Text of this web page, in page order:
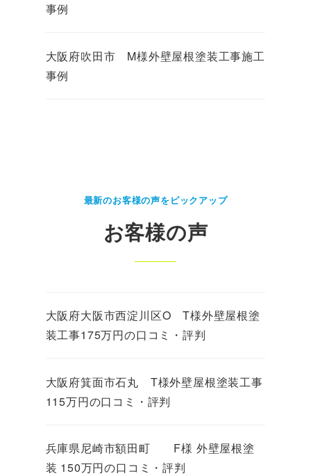
事例
大阪府吹田市 M様外壁屋根塗装工事施工
事例
最新のお客様の声をピックアップ
お客様の声
大阪府大阪市西淀川区O T様外壁屋根塗
装工事175万円の口コミ・評判
大阪府箕面市石丸 T様外壁屋根塗装工事
115万円の口コミ・評判
兵庫県尼崎市額田町 F様 外壁屋根塗
装 150万円の口コミ・評判